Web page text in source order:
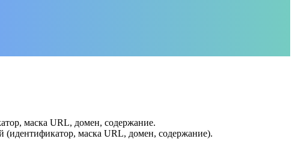
маска URL, домен, содержание.
(идентификатор, маска URL, домен, содержание).